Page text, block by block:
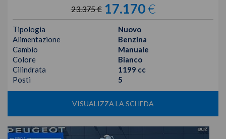
23.375 € 17.170€
Tipologia
Nuovo
Alimentazione
Benzina
Cambio
Manuale
Colore
Bianco
Cilindrata
1199 cc
Posti
5
VISUALIZZA LA SCHEDA